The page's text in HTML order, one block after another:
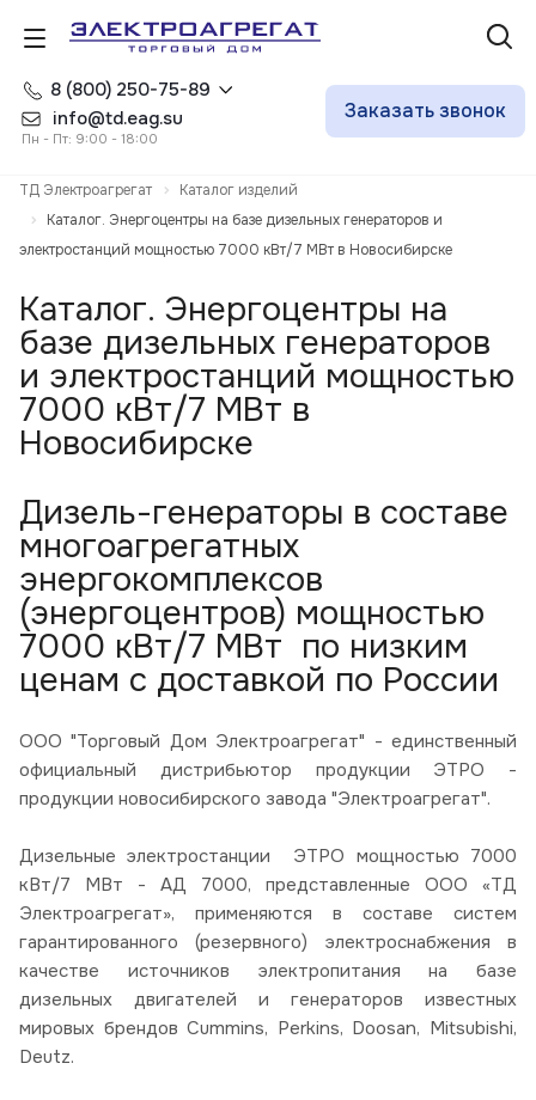
8 (800) 250-75-89
info@td.eag.su
Пн - Пт: 9:00 - 18:00
Заказать звонок
ТД Электроагрегат
Каталог изделий
Каталог. Энергоцентры на базе дизельных генераторов и
электростанций мощностью 7000 кВт/7 МВт в Новосибирске
Каталог. Энергоцентры на
базе дизельных генераторов
и электростанций мощностью
7000 кВт/7 МВт в
Новосибирске
Дизель-генераторы в составе
многоагрегатных
энергокомплексов
(энергоцентров) мощностью
7000 кВт/7 МВт по низким
ценам с доставкой по России
ООО "Торговый Дом Электроагрегат" - единственный
официальный дистрибьютор продукции ЭТРО -
продукции новосибирского завода "Электроагрегат".
Дизельные электростанции ЭТРО мощностью 7000
кВт/7 МВт - АД 7000, представленные ООО «ТД
Электроагрегат», применяются в составе систем
гарантированного (резервного) электроснабжения в
качестве источников электропитания на базе
дизельных двигателей и генераторов известных
мировых брендов Cummins, Perkins, Doosan, Mitsubishi,
Deutz.